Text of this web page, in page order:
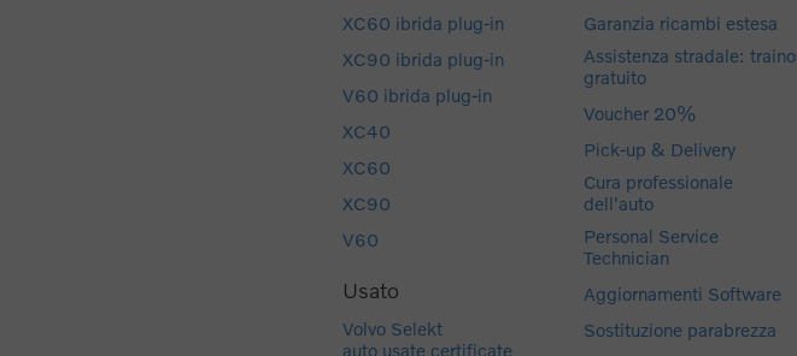
XC60 ibrida plug-in
XC90 ibrida plug-in
V60 ibrida plug-in
XC40
XC60
XC90
V60
Usato
Volvo Selekt
auto usate certificate
Garanzia ricambi estesa
Assistenza stradale: traino
gratuito
Voucher 20%
Pick-up & Delivery
Cura professionale
dell'auto
Personal Service
Technician
Aggiornamenti Software
Sostituzione parabrezza